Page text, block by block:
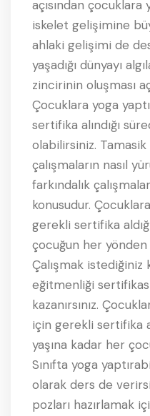
açısından
iskelet gelişimine
ahlaki gelişimi de
yaşadığı dünyayı
zincirinin oluşması
Çocuklara yoga
sertifika alındığı
olabilirsiniz.
çalışmaların nasıl
farkındalık
konusudur.
gerekli sertifika
çocuğun her
Çalışmak istediğiniz
eğitmenliği
kazanırsınız.
için gerekli sertifika
yaşına kadar her
Sınıfta yoga
olarak ders de
pozları hazırlamak